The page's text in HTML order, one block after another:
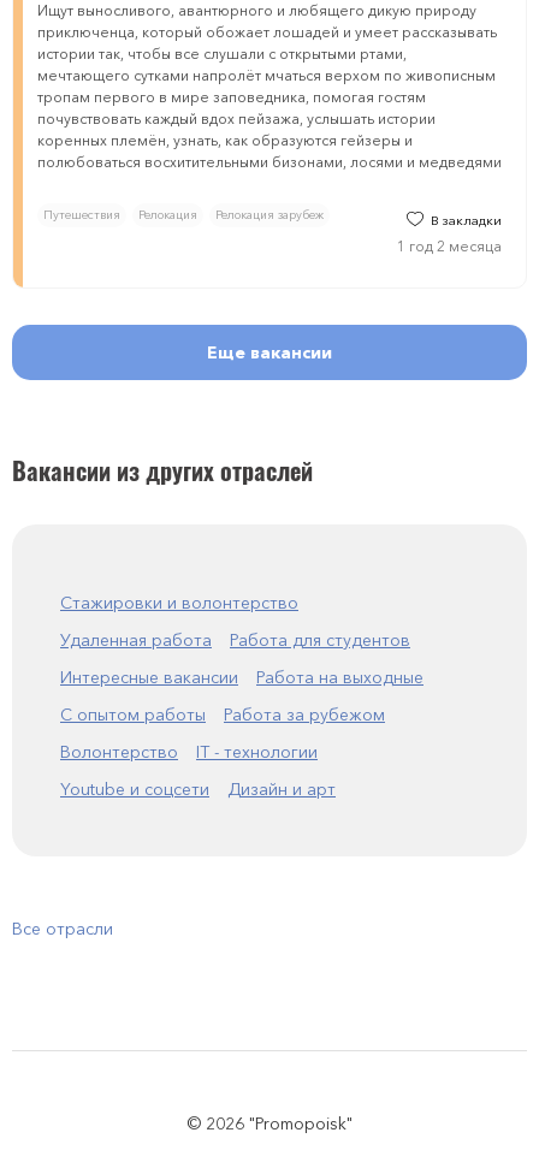
Ищут выносливого, авантюрного и любящего дикую природу
приключенца, который обожает лошадей и умеет рассказывать
истории так, чтобы все слушали с открытыми ртами,
мечтающего сутками напролёт мчаться верхом по живописным
тропам первого в мире заповедника, помогая гостям
почувствовать каждый вдох пейзажа, услышать истории
коренных племён, узнать, как образуются гейзеры и
полюбоваться восхитительными бизонами, лосями и медведями
Путешествия Релокация Релокация зарубеж В закладки
1 год 2 месяца
Еще вакансии
Вакансии из других отраслей
Стажировки и волонтерство
Удаленная работа
Работа для студентов
Интересные вакансии
Работа на выходные
С опытом работы
Работа за рубежом
Волонтерство
IT - технологии
Youtube и соцсети
Дизайн и арт
Все отрасли
© 2026 "Promopoisk"